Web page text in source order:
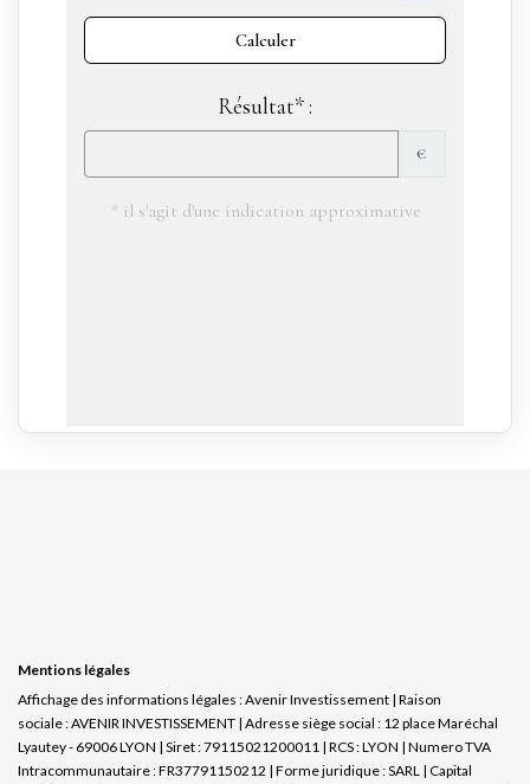
Mentions légales
Affichage des informations légales : Avenir Investissement | Raison
sociale : AVENIR INVESTISSEMENT | Adresse siège social : 12 place Maréchal
Lyautey - 69006 LYON | Siret : 79115021200011 | RCS : LYON | Numero TVA
Intracommunautaire : FR37791150212 | Forme juridique : SARL | Capital